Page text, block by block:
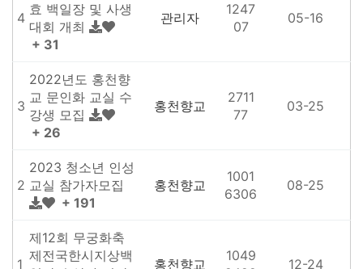
4
효 백일장 및 사생
대회 개최
+ 31
관리자
1247
07
05-16
3
2022년도 홍천향
교 문인화 교실 수
강생 모집
+ 26
홍천향교
2711
77
03-25
2
2023 청소년 인성
교실 참가자모집
+ 191
홍천향교
1001
6306
08-25
1
제12회 무궁화축
제전국한시지상백
홍천향교
1049
12-24